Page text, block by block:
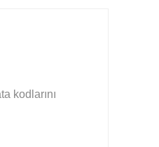
kodlarını